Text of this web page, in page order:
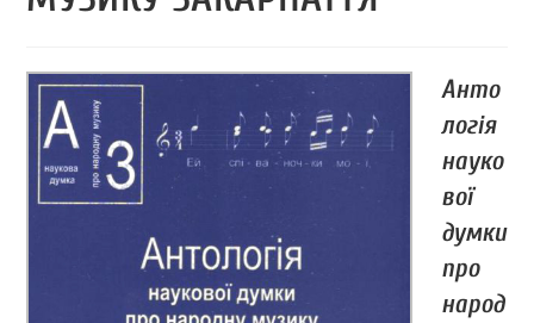
Анто
логія
науко
вої
думки
про
народ